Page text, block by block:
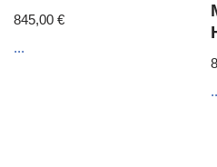
845,00 €
...